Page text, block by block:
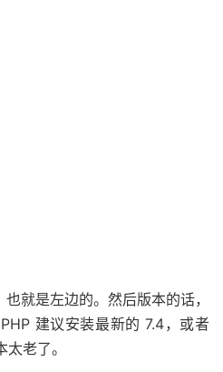
就是左边的。然后版本的话，
建议安装最新的 7.4，或者
老了。